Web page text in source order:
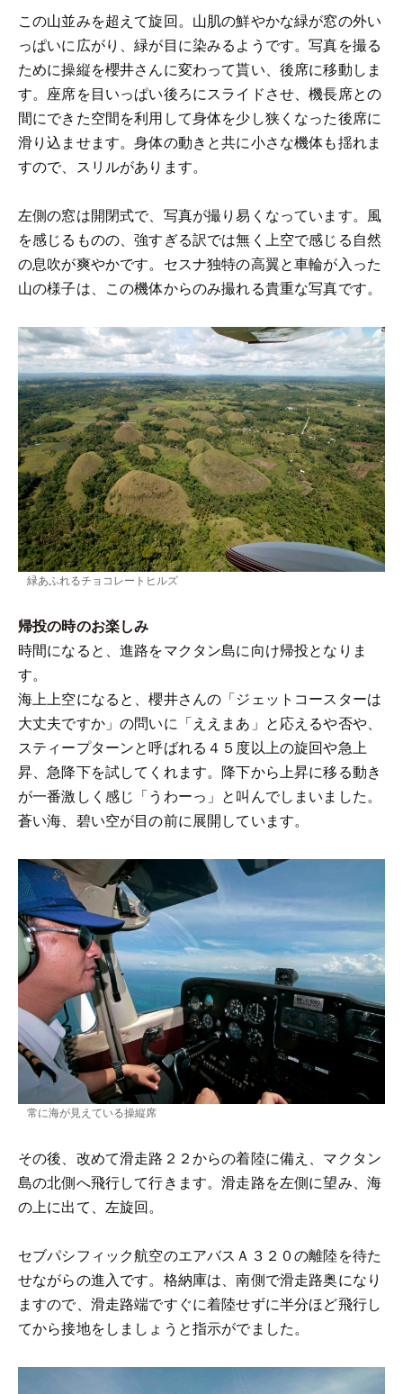
この山並みを超えて旋回。山肌の鮮やかな緑が窓の外い
っぱいに広がり、緑が目に染みるようです。写真を撮る
ために操縦を櫻井さんに変わって貰い、後席に移動しま
す。座席を目いっぱい後ろにスライドさせ、機長席との
間にできた空間を利用して身体を少し狭くなった後席に
滑り込ませます。身体の動きと共に小さな機体も揺れま
すので、スリルがあります。
左側の窓は開閉式で、写真が撮り易くなっています。風
を感じるものの、強すぎる訳では無く上空で感じる自然
の息吹が爽やかです。セスナ独特の高翼と車輪が入った
山の様子は、この機体からのみ撮れる貴重な写真です。
緑あふれるチョコレートヒルズ
帰投の時のお楽しみ
時間になると、進路をマクタン島に向け帰投となりま
す。
海上上空になると、櫻井さんの「ジェットコースターは
大丈夫ですか」の問いに「ええまあ」と応えるや否や、
スティープターンと呼ばれる４５度以上の旋回や急上
昇、急降下を試してくれます。降下から上昇に移る動き
が一番激しく感じ「うわーっ」と叫んでしまいました。
蒼い海、碧い空が目の前に展開しています。
常に海が見えている操縦席
その後、改めて滑走路２２からの着陸に備え、マクタン
島の北側へ飛行して行きます。滑走路を左側に望み、海
の上に出て、左旋回。
セブパシフィック航空のエアバスＡ３２０の離陸を待た
せながらの進入です。格納庫は、南側で滑走路奥になり
ますので、滑走路端ですぐに着陸せずに半分ほど飛行し
てから接地をしましょうと指示がでました。